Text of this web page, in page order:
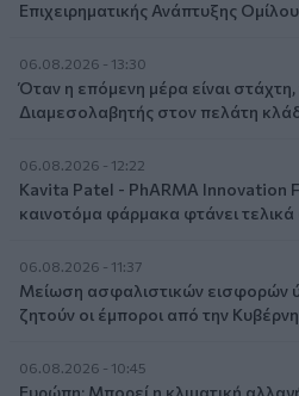
Επιχειρηματικής Ανάπτυξης
06.08.2026 - 13:30
Όταν η επόμενη μέρα είναι
Διαμεσολαβητής στον πελάτη
06.08.2026 - 12:22
Kavita Patel - PhARMA Innovation
καινοτόμα φάρμακα φτάνει
06.08.2026 - 11:37
Μείωση ασφαλιστικών εισφορών
ζητούν οι έμποροι από την
06.08.2026 - 10:45